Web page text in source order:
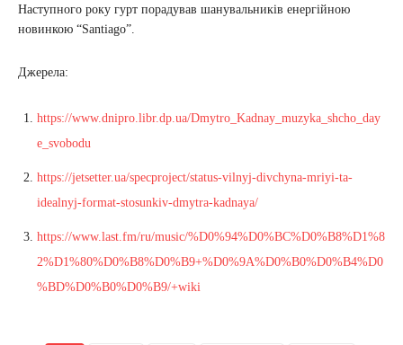
Наступного року гурт порадував шанувальників енергійною
новинкою “Santiago”.
Джерела:
https://www.dnipro.libr.dp.ua/Dmytro_Kadnay_muzyka_shcho_day
e_svobodu
https://jetsetter.ua/specproject/status-vilnyj-divchyna-mriyi-ta-
idealnyj-format-stosunkiv-dmytra-kadnaya/
https://www.last.fm/ru/music/%D0%94%D0%BC%D0%B8%D1%8
2%D1%80%D0%B8%D0%B9+%D0%9A%D0%B0%D0%B4%D0
%BD%D0%B0%D0%B9/+wiki